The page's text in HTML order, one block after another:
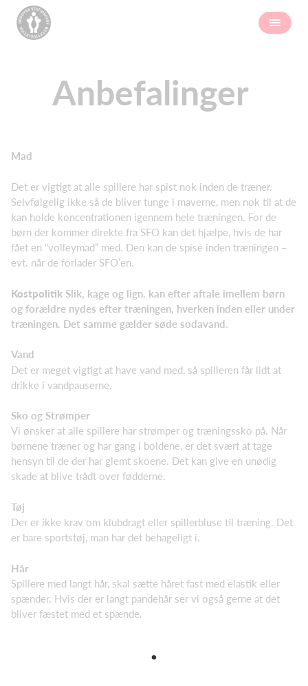
Anbefalinger
Mad
Det er vigtigt at alle spillere har spist nok inden de træner.
Selvfølgelig ikke så de bliver tunge i maverne, men nok til at de
kan holde koncentrationen igennem hele træningen. For de
børn der kommer direkte fra SFO kan det hjælpe, hvis de har
fået en “volleymad” med. Den kan de spise inden træningen –
evt. når de forlader SFO’en.
Kostpolitik Slik, kage og lign. kan efter aftale imellem børn
og forældre nydes efter træningen, hverken inden eller under
træningen. Det samme gælder søde sodavand.
Vand
Det er meget vigtigt at have vand med, så spilleren får lidt at
drikke i vandpauserne.
Sko og Strømper
Vi ønsker at alle spillere har strømper og træningssko på. Når
børnene træner og har gang i boldene, er det svært at tage
hensyn til de der har glemt skoene. Det kan give en unødig
skade at blive trådt over fødderne.
Tøj
Der er ikke krav om klubdragt eller spillerbluse til træning. Det
er bare sportstøj, man har det behageligt i.
Hår
Spillere med langt hår, skal sætte håret fast med elastik eller
spænder. Hvis der er langt pandehår ser vi også gerne at det
bliver fæstet med et spænde.